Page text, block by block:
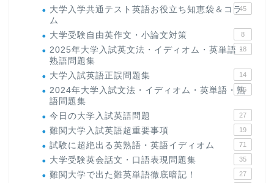
大学入学共通テスト英語お役立ち知恵袋＆コラ
ム
45
大学受験自由英作文・小論文対策 8
2025年大学入試英文法・イディオム・英単語・
熟語問題集
18
大学入試英語正誤問題集 14
2024年大学入試文法・イディオム・英単語・熟
語問題集
15
今日の大学入試英語問題 27
難関大学入試英語超重要事項 19
試験に超絶出る英熟語・英語イディオム 71
大学受験英会話文・口語表現問題集 35
難関大学で出た難英単語徹底暗記！ 27